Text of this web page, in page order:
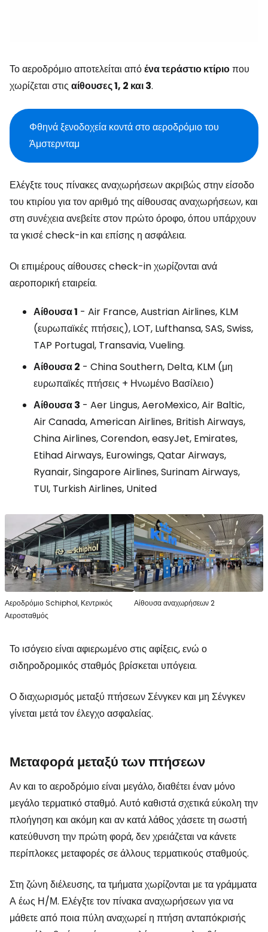
Το αεροδρόμιο αποτελείται απόένα τεράστιο κτίριοπου
χωρίζεται στις αίθουσες 1, 2 και 3.
Φθηνά ξενοδοχεία κοντά στο αεροδρόμιο του
Άμστερνταμ
Ελέγξτε τους πίνακες αναχωρήσεων ακριβώς στην είσοδο
του κτιρίου για τον αριθμό της αίθουσας αναχωρήσεων, και
στη συνέχεια ανεβείτε στον πρώτο όροφο, όπου υπάρχουν
τα γκισέ check-in και επίσης η ασφάλεια.
Οι επιμέρους αίθουσες check-in χωρίζονται ανά
αεροπορική εταιρεία.
Αίθουσα 1 - Air France, Austrian Airlines, KLM
(ευρωπαϊκές πτήσεις), LOT, Lufthansa, SAS, Swiss,
TAP Portugal, Transavia, Vueling.
Αίθουσα 2 - China Southern, Delta, KLM (μη
ευρωπαϊκές πτήσεις + Ηνωμένο Βασίλειο)
Αίθουσα 3 - Aer Lingus, AeroMexico, Air Baltic,
Air Canada, American Airlines, British Airways,
China Airlines, Corendon, easyJet, Emirates,
Etihad Airways, Eurowings, Qatar Airways,
Ryanair, Singapore Airlines, Surinam Airways,
TUI, Turkish Airlines, United
Αεροδρόμιο Schiphol, Κεντρικός
Αεροσταθμός
Αίθουσα αναχωρήσεων 2
Το ισόγειο είναι αφιερωμένο στις αφίξεις, ενώ ο
σιδηροδρομικός σταθμός βρίσκεται υπόγεια.
Ο διαχωρισμός μεταξύ πτήσεων Σένγκεν και μη Σένγκεν
γίνεται μετά τον έλεγχο ασφαλείας.
Μεταφορά μεταξύ των πτήσεων
Αν και το αεροδρόμιο είναι μεγάλο, διαθέτει έναν μόνο
μεγάλο τερματικό σταθμό. Αυτό καθιστά σχετικά εύκολη την
πλοήγηση και ακόμη και αν κατά λάθος χάσετε τη σωστή
κατεύθυνση την πρώτη φορά, δεν χρειάζεται να κάνετε
περίπλοκες μεταφορές σε άλλους τερματικούς σταθμούς.
Στη ζώνη διέλευσης, τα τμήματα χωρίζονται με τα γράμματα
Α έως Η/Μ. Ελέγξτε τον πίνακα αναχωρήσεων για να
μάθετε από ποια πύλη αναχωρεί η πτήση ανταπόκρισής